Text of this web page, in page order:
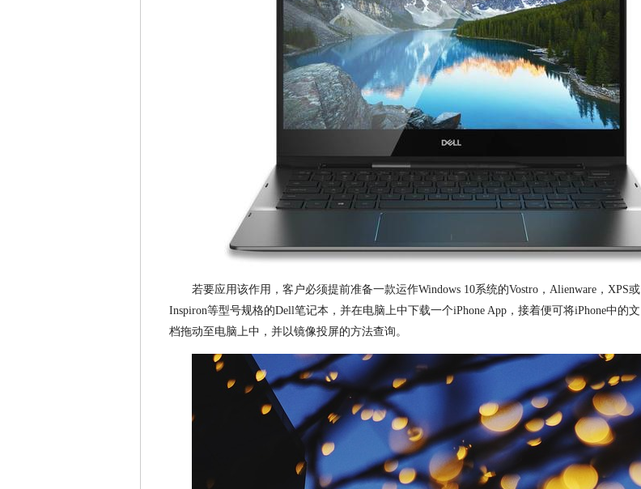
若要应用该作用，客户必须提前准备一款运作Windows 10系统的Vostro，Alienware，XPS或
Inspiron等型号规格的Dell笔记本，并在电脑上中下载一个iPhone App，接着便可将iPhone中的文
档拖动至电脑上中，并以镜像投屏的方法查询。